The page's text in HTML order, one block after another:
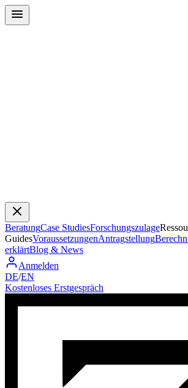
BeratungCase StudiesForschungszulage
GuidesVoraussetzungenAntragstellung
erklärtBlog & News
Anmelden
DE/EN
Kostenloses Erstgespräch